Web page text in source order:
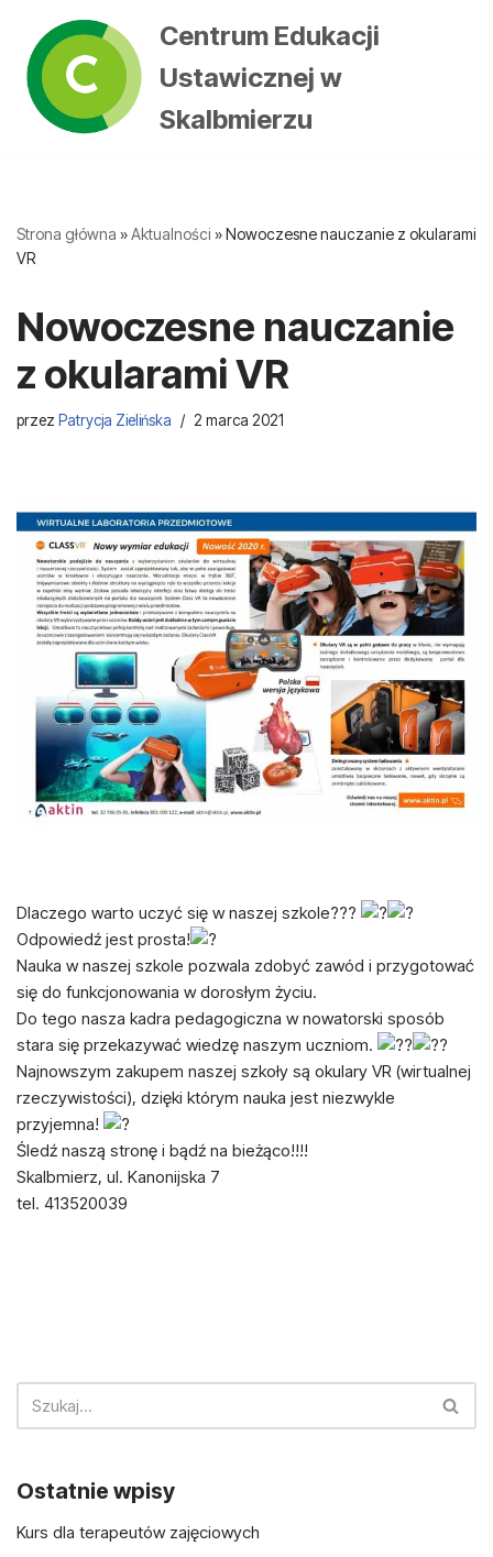
Przejdź
do
treści
Centrum Edukacji
Ustawicznej w
Skalbmierzu
Strona główna »Aktualności »Nowoczesne nauczanie z okularami
VR
Nowoczesne nauczanie
z okularami VR
przez Patrycja Zielińska 2 marca 2021
Dlaczego warto uczyć się w naszej szkole???
Odpowiedź jest prosta!
Nauka w naszej szkole pozwala zdobyć zawód i przygotować
się do funkcjonowania w dorosłym życiu.
Do tego nasza kadra pedagogiczna w nowatorski sposób
stara się przekazywać wiedzę naszym uczniom.
Najnowszym zakupem naszej szkoły są okulary VR (wirtualnej
rzeczywistości), dzięki którym nauka jest niezwykle
przyjemna!
Śledź naszą stronę i bądź na bieżąco!!!!
Skalbmierz, ul. Kanonijska 7
tel. 413520039
Ostatnie wpisy
Kurs dla terapeutów zajęciowych